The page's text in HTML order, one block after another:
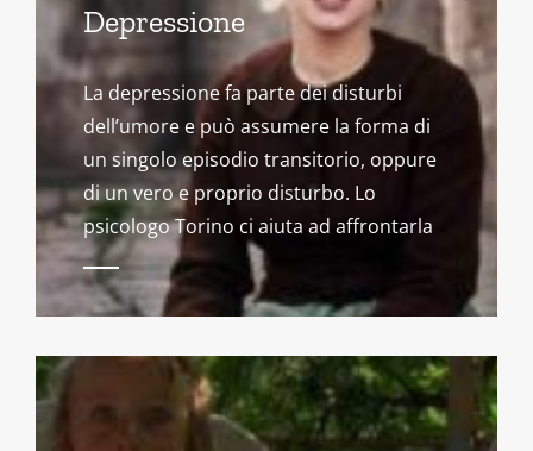
Depressione
La depressione fa parte dei disturbi
dell’umore e può assumere la forma di
un singolo episodio transitorio, oppure
di un vero e proprio disturbo. Lo
psicologo Torino ci aiuta ad affrontarla